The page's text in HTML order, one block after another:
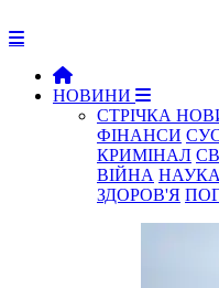
НОВИНИ
СТРІЧКА
ФІНАНСИ
КРИМІНАЛ
ВІЙНА
ЗДОРОВ'Я